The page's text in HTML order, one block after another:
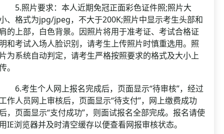
照片要求：本人近期免冠正面彩色证件照;照片大
、格式为jpg/jpeg，不大于200K;照片中显示考生头部和
的上部，白色背景。因照片将用于准考证、考试合格证
和考试入场人脸识别，请考生上传照片时慎重选用。照
为系统自动判定，请考生严格按照要求的格式及大小上
。
考生个人网上报名完成后，页面显示“待审核”，经过
作人员网上审核后，页面显示“待支付”，网上缴费成功
，页面显示“支付成功”，则面试报名全部完成。报名请使
IE浏览器并及时清空缓存以便查看网报审核状态。